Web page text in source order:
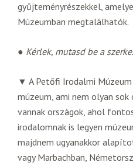
gyűjteményrészekkel,
Múzeumban megtalálhatók.
● Kérlek, mutasd be a
▼ A Petőfi Irodalmi
múzeum, ami nem olyan sok
vannak országok, ahol
irodalomnak is legyen
majdnem ugyanakkor
vagy Marbachban,